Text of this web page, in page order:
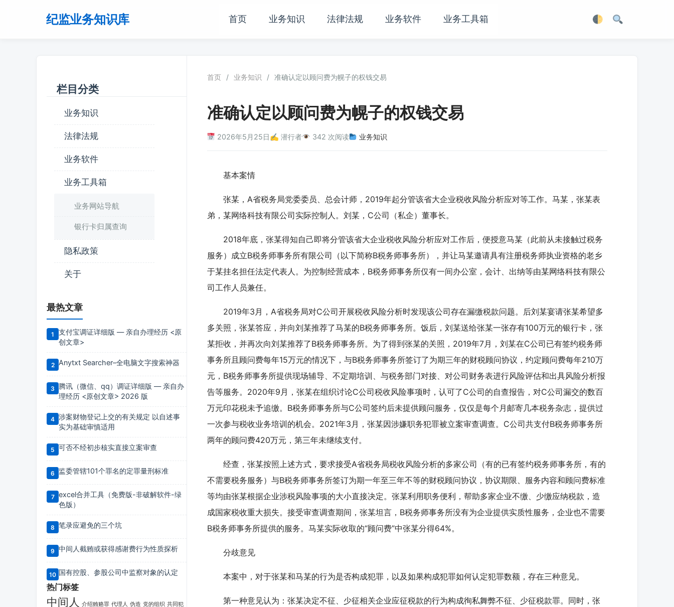
纪监业务知识库 首页 业务知识 法律法规 业务软件 业务工具箱
栏目分类
业务知识
法律法规
业务软件
业务工具箱
业务网站导航
银行卡归属查询
隐私政策
关于
最热文章
支付宝调证详细版 — 亲自办理经历 <原
创文章>
Anytxt Searcher–全电脑文字搜索神器
腾讯（微信、qq）调证详细版 — 亲自办
理经历 <原创文章> 2026 版
涉案财物登记上交的有关规定 以自述事
实为基础审慎适用
可否不经初步核实直接立案审查
监委管辖101个罪名的定罪量刑标准
excel合并工具（免费版-非破解软件-绿
色版）
笔录应避免的三个坑
中间人截贿或获得感谢费行为性质探析
国有控股、参股公司中监察对象的认定
热门标签
中间人 介绍贿赂罪 代理人 伪造 党的组织 共同犯
首页 / 业务知识 / 准确认定以顾问费为幌子的权钱交易
准确认定以顾问费为幌子的权钱交易
2026年5月25日✍️ 潜行者 342 次阅读 业务知识
基本案情
张某，A省税务局党委委员、总会计师，2019年起分管该省大企业税收风险分析应对等工作。马某，张某表
弟，某网络科技有限公司实际控制人。刘某，C公司（私企）董事长。
2018年底，张某得知自己即将分管该省大企业税收风险分析应对工作后，便授意马某（此前从未接触过税务
服务）成立B税务师事务所有限公司（以下简称B税务师事务所），并让马某邀请具有注册税务师执业资格的老乡
于某挂名担任法定代表人。为控制经营成本，B税务师事务所仅有一间办公室，会计、出纳等由某网络科技有限公
司工作人员兼任。
2019年3月，A省税务局对C公司开展税收风险分析时发现该公司存在漏缴税款问题。后刘某宴请张某希望多
多关照，张某答应，并向刘某推荐了马某的B税务师事务所。饭后，刘某送给张某一张存有100万元的银行卡，张
某拒收，并再次向刘某推荐了B税务师事务所。为了得到张某的关照，2019年7月，刘某在C公司已有签约税务师
事务所且顾问费每年15万元的情况下，与B税务师事务所签订了为期三年的财税顾问协议，约定顾问费每年210万
元，B税务师事务所提供现场辅导、不定期培训、与税务部门对接、对公司财务表进行风险评估和出具风险分析报
告等服务。2020年9月，张某在组织讨论C公司税收风险事项时，认可了C公司的自查报告，对C公司漏交的数百
万元印花税未予追缴。B税务师事务所与C公司签约后未提供顾问服务，仅仅是每个月邮寄几本税务杂志，提供过
一次参与税收业务培训的机会。2021年3月，张某因涉嫌职务犯罪被立案审查调查。C公司共支付B税务师事务所
两年的顾问费420万元，第三年未继续支付。
经查，张某按照上述方式，要求接受A省税务局税收风险分析的多家公司（有的已有签约税务师事务所，有的
不需要税务服务）与B税务师事务所签订为期一年至三年不等的财税顾问协议，协议期限、服务内容和顾问费标准
等均由张某根据企业涉税风险事项的大小直接决定。张某利用职务便利，帮助多家企业不缴、少缴应纳税款，造
成国家税收重大损失。接受审查调查期间，张某坦言，B税务师事务所没有为企业提供实质性服务，企业也不需要
B税务师事务所提供的服务。马某实际收取的“顾问费”中张某分得64%。
分歧意见
本案中，对于张某和马某的行为是否构成犯罪，以及如果构成犯罪如何认定犯罪数额，存在三种意见。
第一种意见认为：张某决定不征、少征相关企业应征税款的行为构成徇私舞弊不征、少征税款罪。同时，张